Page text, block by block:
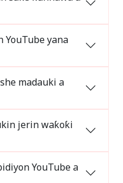
YouTube yana
madauki a
jerin waƙoƙi
YouTube a